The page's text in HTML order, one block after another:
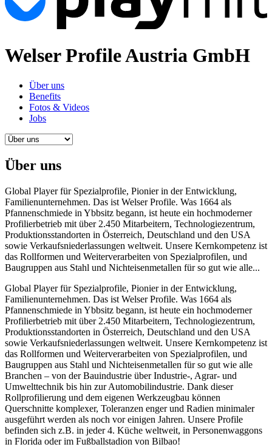
Welser Profile Austria GmbH
Über uns
Benefits
Fotos & Videos
Jobs
Über uns
Global Player für Spezialprofile, Pionier in der Entwicklung,
Familienunternehmen. Das ist Welser Profile. Was 1664 als
Pfannenschmiede in Ybbsitz begann, ist heute ein hochmoderner
Profilierbetrieb mit über 2.450 Mitarbeitern, Technologiezentrum,
Produktionsstandorten in Österreich, Deutschland und den USA
sowie Verkaufsniederlassungen weltweit. Unsere Kernkompetenz ist
das Rollformen und Weiterverarbeiten von Spezialprofilen, und
Baugruppen aus Stahl und Nichteisenmetallen für so gut wie alle...
Global Player für Spezialprofile, Pionier in der Entwicklung,
Familienunternehmen. Das ist Welser Profile. Was 1664 als
Pfannenschmiede in Ybbsitz begann, ist heute ein hochmoderner
Profilierbetrieb mit über 2.450 Mitarbeitern, Technologiezentrum,
Produktionsstandorten in Österreich, Deutschland und den USA
sowie Verkaufsniederlassungen weltweit. Unsere Kernkompetenz ist
das Rollformen und Weiterverarbeiten von Spezialprofilen, und
Baugruppen aus Stahl und Nichteisenmetallen für so gut wie alle
Branchen – von der Bauindustrie über Industrie-, Agrar- und
Umwelttechnik bis hin zur Automobilindustrie. Dank dieser
Rollprofilierung und dem eigenen Werkzeugbau können
Querschnitte komplexer, Toleranzen enger und Radien minimaler
ausgeführt werden als noch vor einigen Jahren. Unsere Profile
befinden sich z.B. in jeder 4. Küche weltweit, in Personenwaggons
in Florida oder im Fußballstadion von Bilbao!